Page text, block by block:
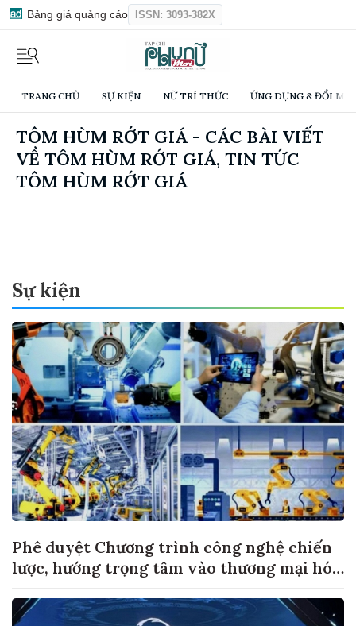
Bảng giá quảng cáo ISSN: 3093-382X
TRANG CHỦ SỰ KIỆN NỮ TRÍ THỨC ỨNG DỤNG & ĐỔI
TÔM HÙM RỚT GIÁ - CÁC BÀI VIẾT
VỀ TÔM HÙM RỚT GIÁ, TIN TỨC
TÔM HÙM RỚT GIÁ
Sự kiện
Phê duyệt Chương trình công nghệ chiến
lược, hướng trọng tâm vào thương mại hóa